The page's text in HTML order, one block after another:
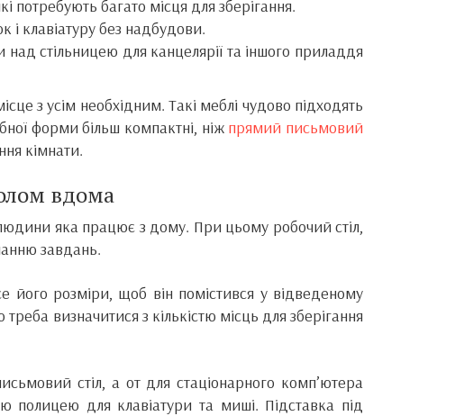
потребують багато місця для зберігання.
і клавіатуру без надбудови.
стільницею для канцелярії та іншого приладдя
з усім необхідним. Такі меблі чудово підходять
форми більш компактні, ніж прямий письмовий
кімнати.
вдома
яка працює з дому. При цьому робочий стіл,
завдань.
його розміри, щоб він помістився у відведеному
визначитися з кількістю місць для зберігання
стіл, а от для стаціонарного комп’ютера
полицею для клавіатури та миші. Підставка під